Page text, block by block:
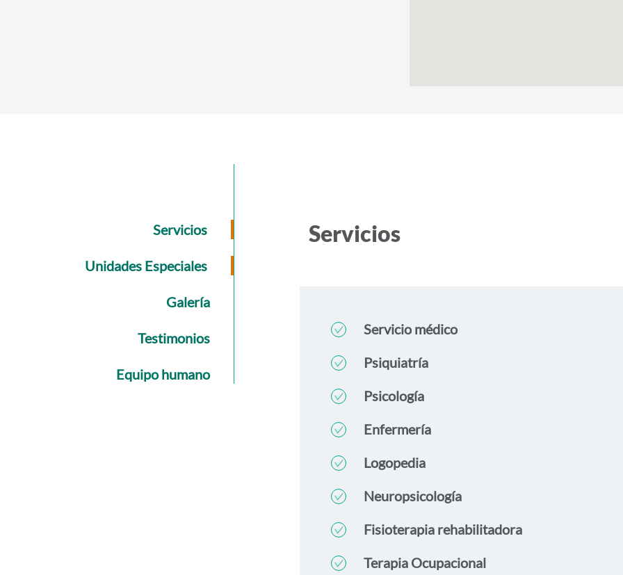
Servicios
Unidades Especiales
Galería
Testimonios
Equipo humano
Servicios
Servicio médico
Psiquiatría
Psicología
Enfermería
Logopedia
Neuropsicología
Fisioterapia rehabilitadora
Terapia Ocupacional